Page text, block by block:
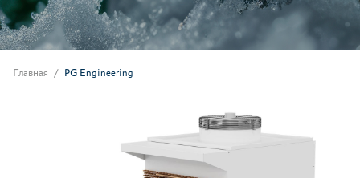
Главная PG Engineering